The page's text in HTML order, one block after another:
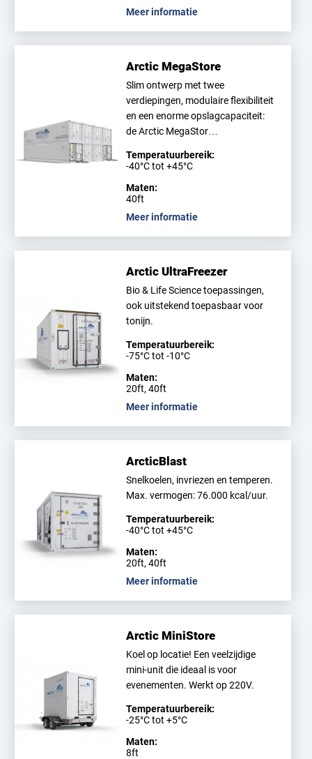
Meer informatie
Arctic MegaStore
Slim ontwerp met twee
verdiepingen, modulaire flexibiliteit
en een enorme opslagcapaciteit:
de Arctic MegaStor…
Temperatuurbereik:
-40°C tot +45°C
Maten:
40ft
Meer informatie
Arctic UltraFreezer
Bio & Life Science toepassingen,
ook uitstekend toepasbaar voor
tonijn.
Temperatuurbereik:
-75°C tot -10°C
Maten:
20ft, 40ft
Meer informatie
ArcticBlast
Snelkoelen, invriezen en temperen.
Max. vermogen: 76.000 kcal/uur.
Temperatuurbereik:
-40°C tot +45°C
Maten:
20ft, 40ft
Meer informatie
Arctic MiniStore
Koel op locatie! Een veelzijdige
mini-unit die ideaal is voor
evenementen. Werkt op 220V.
Temperatuurbereik:
-25°C tot +5°C
Maten:
8ft